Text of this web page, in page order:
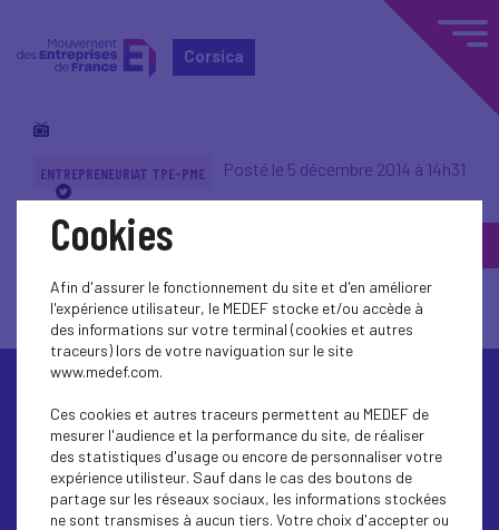
Corsica
ENTREPRENEURIAT TPE-PME Posté le 5 décembre 2014 à 14h31
Une journée bien taxée
Contactez-nous
Cookies
Afin d'assurer le fonctionnement du site et d'en améliorer
l'expérience utilisateur, le MEDEF stocke et/ou accède à
des informations sur votre terminal (cookies et autres
traceurs) lors de votre naviguation sur le site
www.medef.com.
Ces cookies et autres traceurs permettent au MEDEF de
mesurer l'audience et la performance du site, de réaliser
des statistiques d'usage ou encore de personnaliser votre
expérience utilisteur. Sauf dans le cas des boutons de
partage sur les réseaux sociaux, les informations stockées
ne sont transmises à aucun tiers. Votre choix d'accepter ou